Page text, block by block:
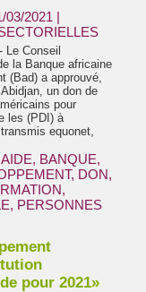
03/2021 |
Le Conseil
la Banque africaine
(Bad) a approuvé,
un don de
pour
les (PDI) à
equonet,
AIDE, BANQUE,
, DON,
,
, PERSONNES
pour 2021»